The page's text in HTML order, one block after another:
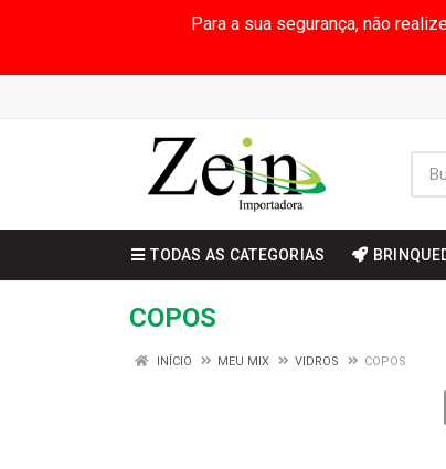
Para a sua segurança, não
TODAS AS CATEGORIAS
COPOS
INÍCIO MEU MIX VIDROS COPOS